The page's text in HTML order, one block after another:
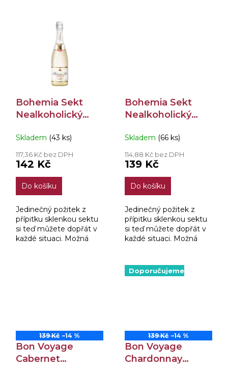
Bohemia Sekt
Nealkoholický
Skladem (43 ks)
117,36 Kč bez DPH
142 Kč
Do košíku
Jedinečný požitek z
přípitku sklenkou sektu
si teď můžete dopřát v
každé situaci. Možná
Bohemia Sekt
Nealkoholický
Skladem (66 ks)
114,88 Kč bez DPH
139 Kč
Do košíku
Jedinečný požitek z
přípitku sklenkou sektu
si teď můžete dopřát v
každé situaci. Možná
zrovna jen netoužíte po
něčem alkoholickém.
139 Kč –14 %
Bon Voyage
Cabernet
Doporučujeme
139 Kč –14 %
Bon Voyage
Chardonnay